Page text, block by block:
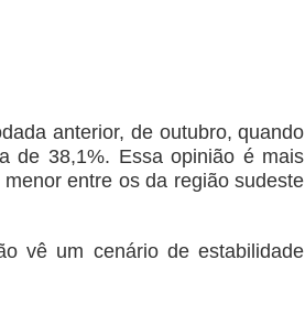
anterior, de outubro, quando
de 38,1%. Essa opinião é mais
entre os da região sudeste
vê um cenário de estabilidade